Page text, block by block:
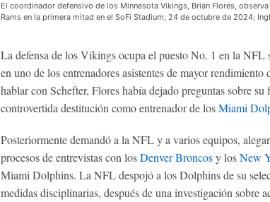
El coordinador defensivo de los Minnesota Vikings, Brian Flores,
Rams en la primera mitad en el SoFi Stadium; 24 de octubre de 2024;
La defensa de los Vikings ocupa el puesto No. 1 en la
en uno de los entrenadores asistentes de mayor
hablar con Schefter, Flores había dejado preguntas sobre
controvertida destitución como entrenador de losMiami
Posteriormente demandó a la NFL y a varios equipos,
procesos de entrevistas con losDenver Broncosy losNew
Miami Dolphins. La NFL despojó a los Dolphins de su
medidas disciplinarias, después de una investigación sobre